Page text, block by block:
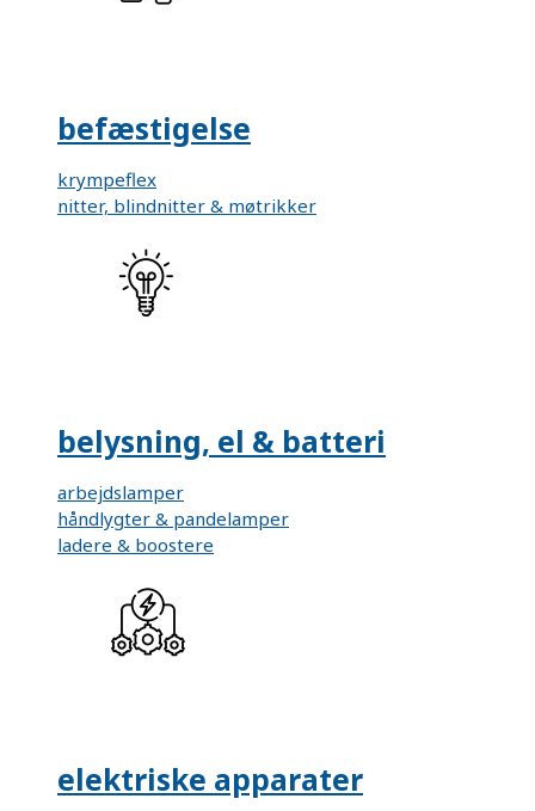
befæstigelse
krympeflex
nitter, blindnitter & møtrikker
belysning, el & batteri
arbejdslamper
håndlygter & pandelamper
ladere & boostere
elektriske apparater